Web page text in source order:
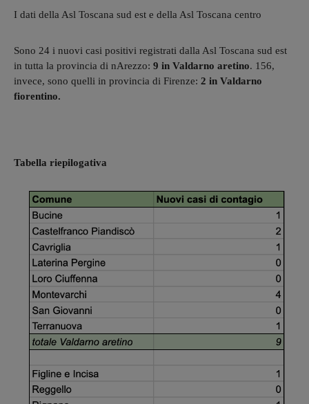
I dati della Asl Toscana sud est e della Asl Toscana centro
Sono 24 i nuovi casi positivi registrati dalla Asl Toscana sud est
in tutta la provincia di nArezzo: 9 in Valdarno aretino. 156,
invece, sono quelli in provincia di Firenze: 2 in Valdarno
fiorentino.
Tabella riepilogativa